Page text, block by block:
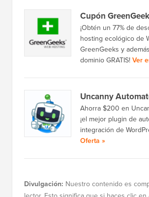
Cupón
¡Obtén un 77% de
hosting ecológico de
GreenGeeks y
dominio GRATIS!Ver
Uncanny
Ahorra $200 en
¡el mejor plugin de
integración de
Oferta »
Divulgación: Nuestro contenido es